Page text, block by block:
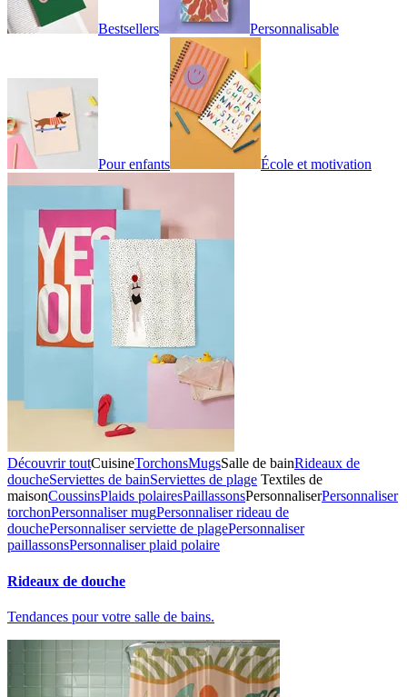
Bestsellers Personnalisable
Pour enfants École et motivation
Découvrir toutCuisineTorchonsMugsSalle de bainRideaux de
doucheServiettes de bainServiettes de plage Textiles de
maisonCoussinsPlaids polairesPaillassonsPersonnaliserPersonnaliser
torchonPersonnaliser mugPersonnaliser rideau de
douchePersonnaliser serviette de plagePersonnaliser
paillassonsPersonnaliser plaid polaire
Rideaux de douche
Tendances pour votre salle de bains.